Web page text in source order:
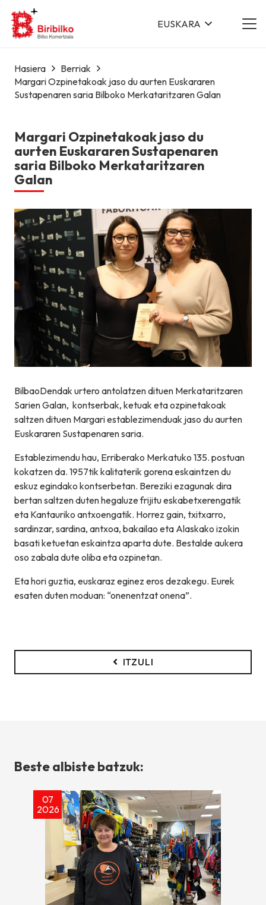
EUSKARA
Hasiera
Berriak
Margari Ozpinetakoak jaso du aurten Euskararen
Sustapenaren saria Bilboko Merkataritzaren Galan
Margari Ozpinetakoak jaso du
aurten Euskararen Sustapenaren
saria Bilboko Merkataritzaren
Galan
BilbaoDendak urtero antolatzen dituen Merkataritzaren
Sarien Galan, kontserbak, ketuak eta ozpinetakoak
saltzen dituen Margari establezimenduak jaso du aurten
Euskararen Sustapenaren saria.
Establezimendu hau, Erriberako Merkatuko 135. postuan
kokatzen da. 1957tik kalitaterik gorena eskaintzen du
eskuz egindako kontserbetan. Bereziki ezagunak dira
bertan saltzen duten hegaluze frijitu eskabetxerengatik
eta Kantauriko antxoengatik. Horrez gain, txitxarro,
sardinzar, sardina, antxoa, bakailao eta Alaskako izokin
basati ketuetan eskaintza aparta dute. Bestalde aukera
oso zabala dute oliba eta ozpinetan.
Eta hori guztia, euskaraz eginez eros dezakegu. Eurek
esaten duten moduan: “onenentzat onena”.
ITZULI
Beste albiste batzuk:
07
2026